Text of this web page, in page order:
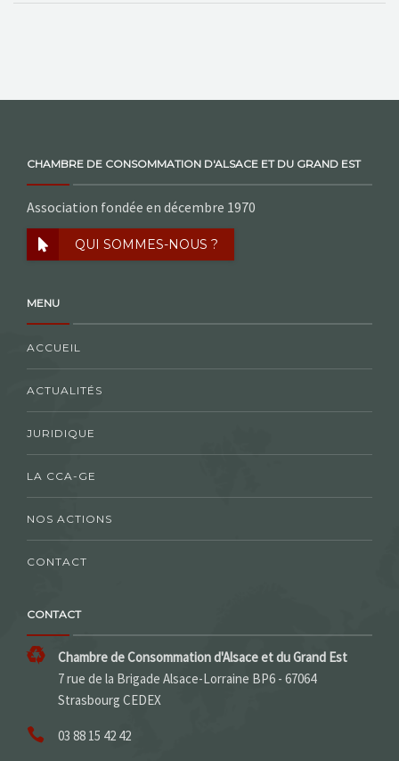
CHAMBRE DE CONSOMMATION D'ALSACE ET DU GRAND EST
Association fondée en décembre 1970
QUI SOMMES-NOUS ?
MENU
ACCUEIL
ACTUALITÉS
JURIDIQUE
LA CCA-GE
NOS ACTIONS
CONTACT
CONTACT
Chambre de Consommation d'Alsace et du Grand Est
7 rue de la Brigade Alsace-Lorraine BP6 - 67064
Strasbourg CEDEX
03 88 15 42 42